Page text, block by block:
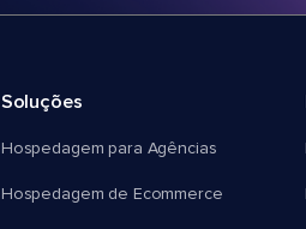
Soluções
Hospedagem para Agências
Hospedagem de Ecommerce